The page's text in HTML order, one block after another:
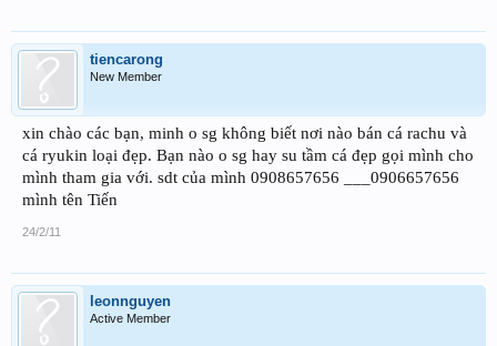
tiencarong
New Member
xin chào các bạn, minh o sg không biết nơi nào bán cá rachu và
cá ryukin loại đẹp. Bạn nào o sg hay su tầm cá đẹp gọi mình cho
mình tham gia với. sdt của mình 0908657656 ___0906657656
mình tên Tiến
24/2/11
leonnguyen
Active Member